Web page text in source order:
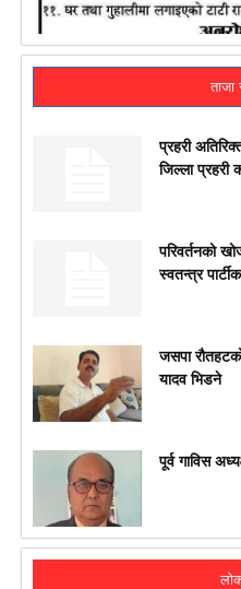
ताजा
प्रहरी
जिल्ला प्रहरी
परिवर्तनको
स्वतन्त्र
जसपा
यादव भिडने
पूर्व गाविस